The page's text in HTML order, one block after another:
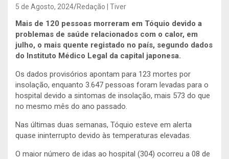
5 de Agosto, 2024 Redação | Tiver
Mais de 120 pessoas morreram em Tóquio devido a
problemas de saúde relacionados com o calor, em
julho, o mais quente registado no país, segundo dados
do Instituto Médico Legal da capital japonesa.
Os dados provisórios apontam para 123 mortes por
insolação, enquanto 3.647 pessoas foram levadas para o
hospital devido a sintomas de insolação, mais 573 do que
no mesmo mês do ano passado.
Nas últimas duas semanas, Tóquio esteve em alerta
quase ininterrupto devido às temperaturas elevadas.
O maior número de idas ao hospital (304) ocorreu a 08 de